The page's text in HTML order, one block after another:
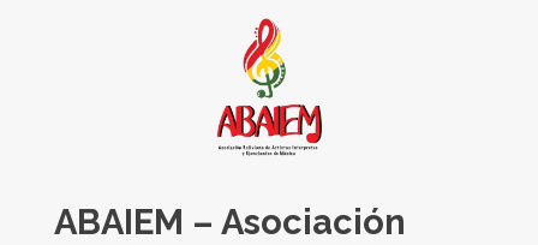
ABAIEM – Asociación